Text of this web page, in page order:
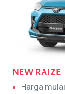
NEW RAIZE
Harga mulai